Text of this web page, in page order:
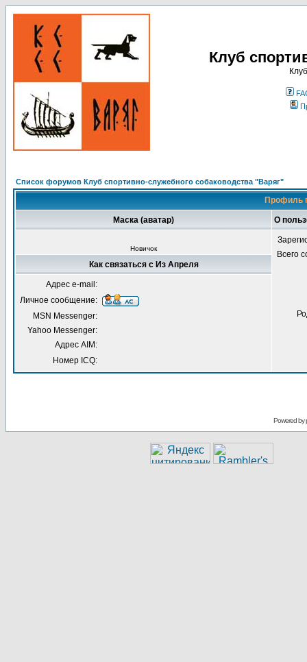
Клуб
Список форумов Клуб спортивно-служебного собаководства "Варяг"
Профиль
Маска (аватар) О
Новичок
Всего
Как связаться с Из Апреля
Адрес e-mail:
Личное сообщение:
MSN Messenger:
Yahoo Messenger:
Адрес AIM:
Номер ICQ:
Powered by